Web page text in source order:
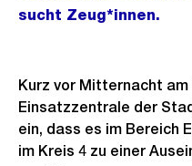
sucht Zeug*innen.
Kurz vor Mitternacht
Einsatzzentrale der
ein, dass es im Bereich
im Kreis 4 zu einer